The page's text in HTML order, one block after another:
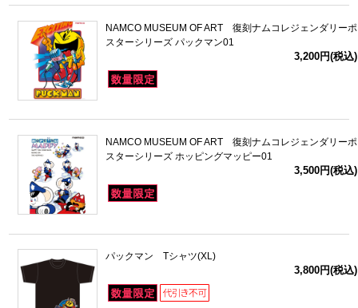
NAMCO MUSEUM OF ART 復刻ナムコレジェンダリーポ
スターシリーズ パックマン01
3,200円(税込)
NAMCO MUSEUM OF ART 復刻ナムコレジェンダリーポ
スターシリーズ ホッピングマッピー01
3,500円(税込)
パックマン Tシャツ(XL)
3,800円(税込)